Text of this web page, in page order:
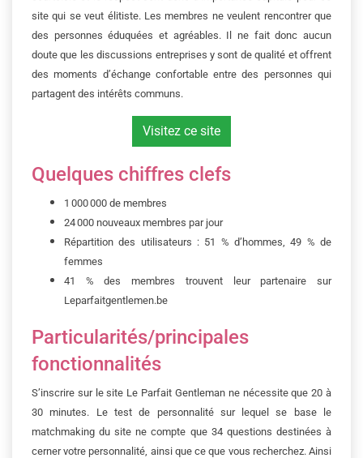
site qui se veut élitiste. Les membres ne veulent rencontrer que
des personnes éduquées et agréables. Il ne fait donc aucun
doute que les discussions entreprises y sont de qualité et offrent
des moments d’échange confortable entre des personnes qui
partagent des intérêts communs.
Visitez ce site
Quelques chiffres clefs
1 000 000 de membres
24 000 nouveaux membres par jour
Répartition des utilisateurs : 51 % d’hommes, 49 % de
femmes
41 % des membres trouvent leur partenaire sur
Leparfaitgentlemen.be
Particularités/principales
fonctionnalités
S’inscrire sur le site Le Parfait Gentleman ne nécessite que 20 à
30 minutes. Le test de personnalité sur lequel se base le
matchmaking du site ne compte que 34 questions destinées à
cerner votre personnalité, ainsi que ce que vous recherchez. Ainsi